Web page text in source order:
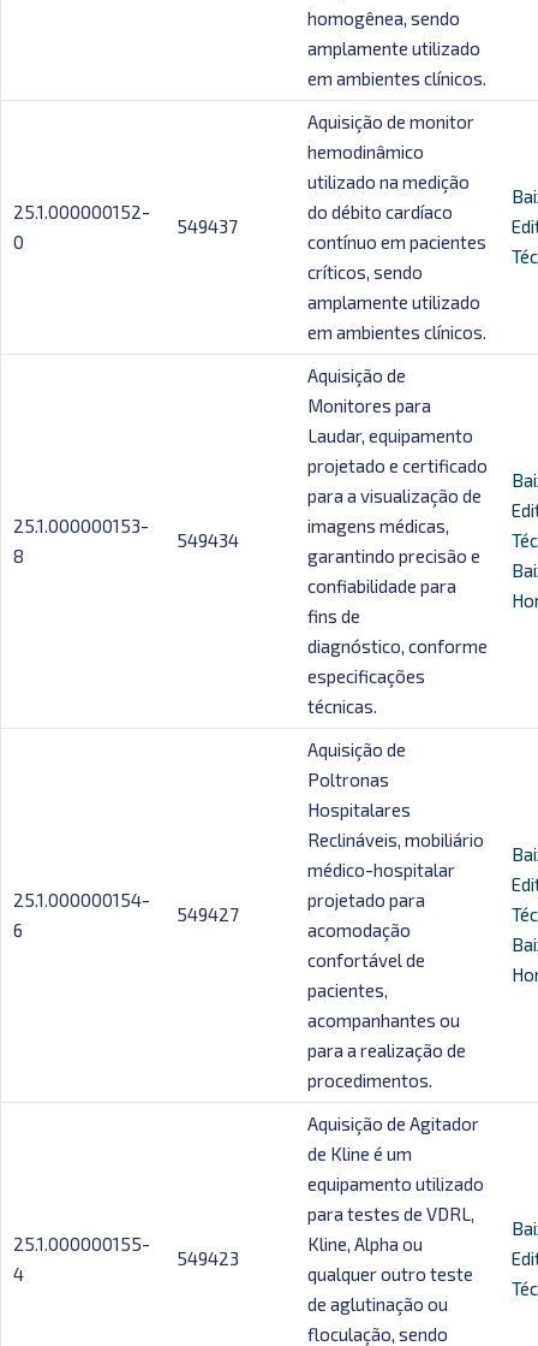
homogênea, sendo
amplamente utilizado
em ambientes clínicos.
25.1.000000152-
0
549437
Aquisição de monitor
hemodinâmico
utilizado na medição
do débito cardíaco
contínuo em pacientes
críticos, sendo
amplamente utilizado
em ambientes clínicos.
25.1.000000153-
8
549434
Aquisição de
Monitores para
Laudar, equipamento
projetado e certificado
para a visualização de
imagens médicas,
garantindo precisão e
confiabilidade para
fins de
diagnóstico, conforme
especificações
técnicas.
25.1.000000154-
6
549427
Aquisição de
Poltronas
Hospitalares
Reclináveis, mobiliário
médico-hospitalar
projetado para
acomodação
confortável de
pacientes,
acompanhantes ou
para a realização de
procedimentos.
25.1.000000155-
4
549423
Aquisição de Agitador
de Kline é um
equipamento utilizado
para testes de VDRL,
Kline, Alpha ou
qualquer outro teste
de aglutinação ou
floculação, sendo